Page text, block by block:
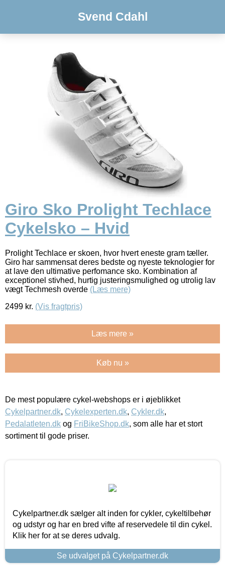
Svend Cdahl
Giro Sko Prolight Techlace
Cykelsko – Hvid
Prolight Techlace er skoen, hvor hvert eneste gram tæller.
Giro har sammensat deres bedste og nyeste teknologier for
at lave den ultimative perfomance sko. Kombination af
exceptionel stivhed, hurtig justeringsmulighed og utrolig lav
vægt Techmesh overde (Læs mere)
2499 kr. (Vis fragtpris)
Læs mere »
Køb nu »
De mest populære cykel-webshops er i øjeblikket
Cykelpartner.dk, Cykelexperten.dk, Cykler.dk,
Pedalatleten.dk og FriBikeShop.dk, som alle har et stort
sortiment til gode priser.
Cykelpartner.dk sælger alt inden for cykler, cykeltilbehør
og udstyr og har en bred vifte af reservedele til din cykel.
Klik her for at se deres udvalg.
Se udvalget på Cykelpartner.dk